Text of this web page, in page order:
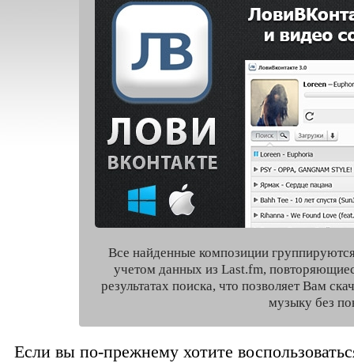
Все найденные композиции
учетом данных из Last.fm,
результатах поиска, что позволяет Вам
музыку без
Если вы по-прежнему хотите